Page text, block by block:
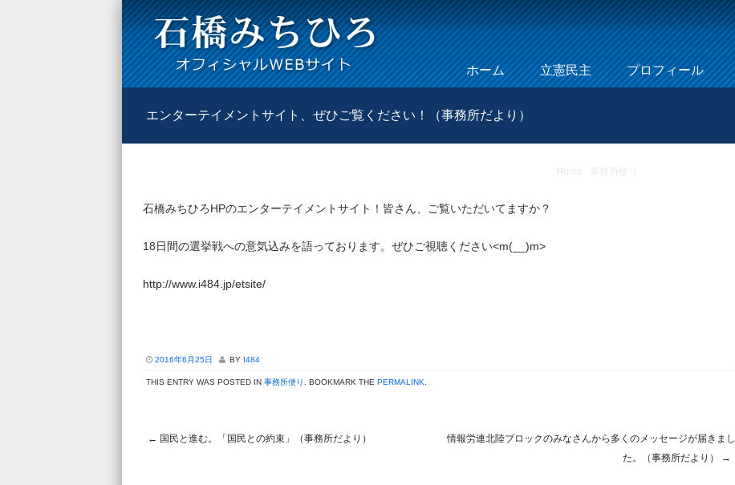
Menu
Skip to content
ホーム 立憲民主 プロフィール
エンターテイメントサイト、ぜひご覧ください！（事務所だより）
Home 事務所便り
石橋みちひろHPのエンターテイメントサイト！皆さん、ご覧いただいてますか？
18日間の選挙戦への意気込みを語っております。ぜひご視聴ください<m(__)m>
http://www.i484.jp/etsite/
2016年6月25日 BY I484
THIS ENTRY WAS POSTED IN 事務所便り . BOOKMARK THE PERMALINK
← 国民と進む。「国民との約束」（事務所だより）
情報労連北陸ブロックのみなさんから多くのメッセージが届きまし
た。（事務所だより）
→